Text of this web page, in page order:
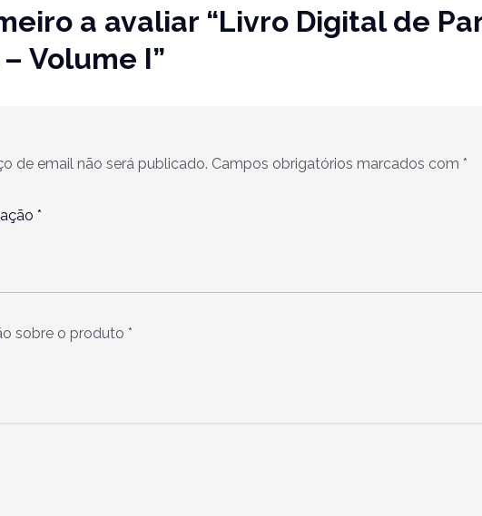
a avaliar “Livro Digital de
Volume I”
de email não será publicado. Campos obrigatórios marcados com *
*
sobre o produto *